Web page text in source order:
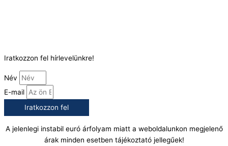
Iratkozzon fel hírlevelünkre!
Név
E-mail
Iratkozzon fel
A jelenlegi instabil euró árfolyam miatt a weboldalunkon megjelenő
árak minden esetben tájékoztató jellegűek!